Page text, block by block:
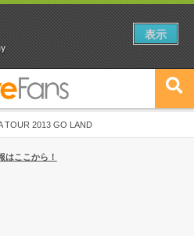
TOUR 2013 GO LAND
年上半期編発表！
はここから！
表示